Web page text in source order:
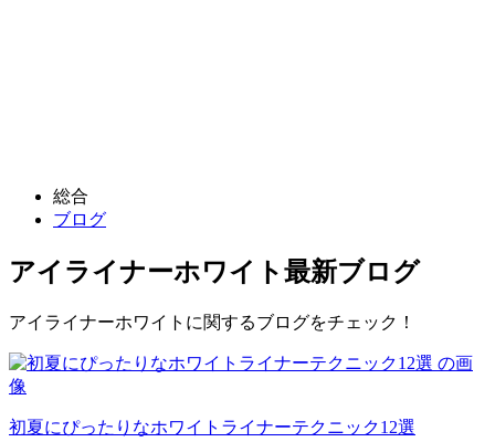
総合
ブログ
アイライナーホワイト最新ブログ
アイライナーホワイトに関するブログをチェック！
初夏にぴったりなホワイトライナーテクニック12選